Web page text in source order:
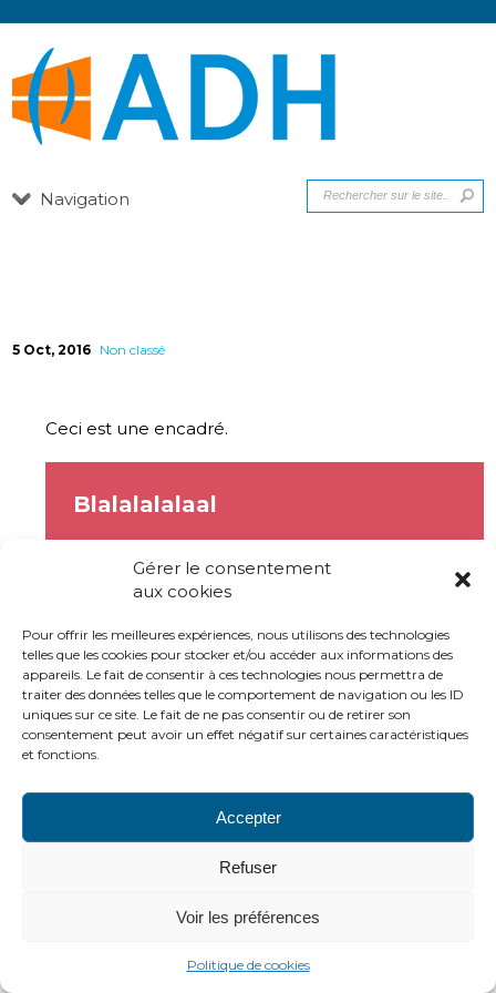
Gérer le consentement
aux cookies
Pour offrir les meilleures expériences, nous utilisons des technologies
telles que les cookies pour stocker et/ou accéder aux informations des
appareils. Le fait de consentir à ces technologies nous permettra de
traiter des données telles que le comportement de navigation ou les ID
uniques sur ce site. Le fait de ne pas consentir ou de retirer son
consentement peut avoir un effet négatif sur certaines caractéristiques
et fonctions.
Accepter
Refuser
Voir les préférences
Politique de cookies
Navigation
5 Oct, 2016 Non classé
Ceci est une encadré.
Blalalalalaal
lzjhfgz zelfj zeo z efouzefoze zeofhzeofuhb ozf
zzuh z ze zofuhzofuhz zuh zofuz
PLAN DU SITE LIENS UTILES
MENTIONS LÉGALES
CONTACTS
2016 ADH